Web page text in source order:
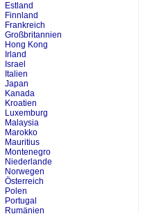
Estland
Finnland
Frankreich
Großbritannien
Hong Kong
Irland
Israel
Italien
Japan
Kanada
Kroatien
Luxemburg
Malaysia
Marokko
Mauritius
Montenegro
Niederlande
Norwegen
Österreich
Polen
Portugal
Rumänien